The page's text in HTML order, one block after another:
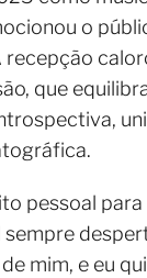
o
recepção
que
pessoal
sempre
mim, e eu